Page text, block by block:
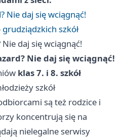
Nie daj się wciągnąć!
szkół
Nie daj się wciągnąć!
Nie daj się wciągnąć!
klas 7. i 8. szkół
szkół
są też rodzice i
koncentrują się na
nielegalne serwisy